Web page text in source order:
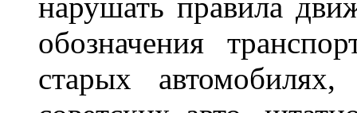
нарушать правила
обозначения
старых